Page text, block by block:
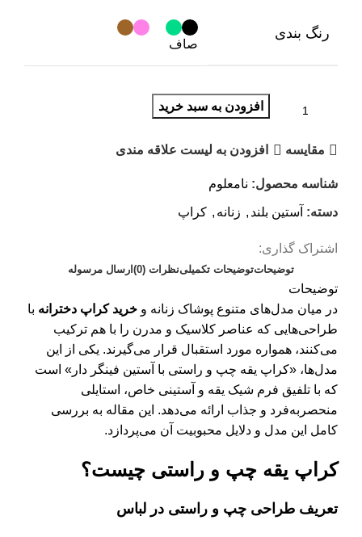
رنگ بندی
صاف
افزودن به سبد خرید
مقایسه افزودن به لیست علاقه مندی
شناسه محصول: نامعلوم
دسته: آستین بلند , زنانه , کراپ
اشتراک گذاری:
توضیحاتتوضیحات تکمیلینظرات (0) ارسال مرسوله
توضیحات
در میان مدل‌های متنوع پوشاک زنانه و خرید کراپ دخترانه با
طراحی‌هایی که عناصر کلاسیک و مدرن را با هم ترکیب
می‌کنند، همواره مورد استقبال قرار می‌گیرند. یکی از این
مدل‌ها، «کراپ یقه چپ و راستی با آستین فینگر دار» است
که با تلفیق فرم شیک یقه و آستینی خاص، استایلی
منحصر‌به‌فرد و جذاب ارائه می‌دهد. این مقاله به بررسی
کامل این مدل و دلایل محبوبیت آن می‌پردازد.
کراپ یقه چپ و راستی چیست؟
تعریف طراحی چپ و راستی در لباس